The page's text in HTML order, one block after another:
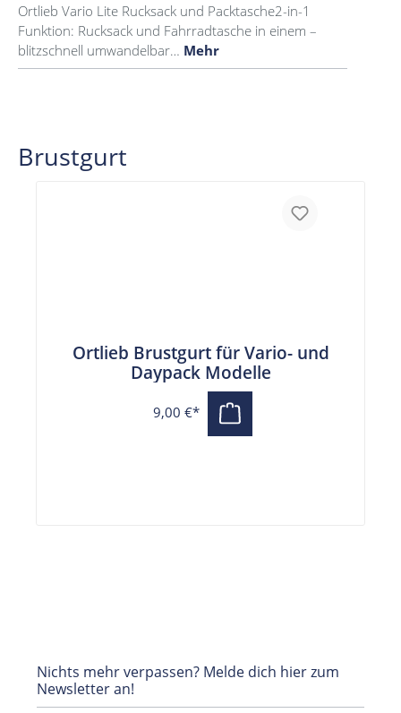
Ortlieb Vario Lite Rucksack und Packtasche2-in-1
Funktion: Rucksack und Fahrradtasche in einem –
blitzschnell umwandelbar… Mehr
Brustgurt
Ortlieb Brustgurt für Vario- und
Daypack Modelle
9,00 €*
Nichts mehr verpassen? Melde dich hier zum
Newsletter an!